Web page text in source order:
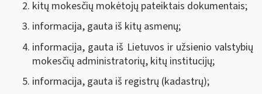
kitų mokesčių mokėtojų pateiktais dokumentais;
informacija, gauta iš kitų asmenų;
informacija, gauta iš Lietuvos ir užsienio valstybių
mokesčių administratorių, kitų institucijų;
informacija, gauta iš registrų (kadastrų);